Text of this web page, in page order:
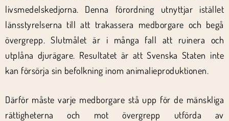
livsmedelskedjorna. Denna förordning utnyttjar istället
länsstyrelserna till att trakassera medborgare och begå
övergrepp. Slutmålet är i många fall att ruinera och
utplåna djurägare. Resultatet är att Svenska Staten inte
kan försörja sin befolkning inom animalieproduktionen.
Därför måste varje medborgare stå upp för de mänskliga
rättigheterna och mot övergrepp utförda av